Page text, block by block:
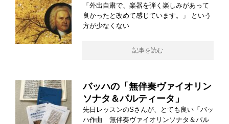
「外出自粛で、楽器を弾く楽しみがあって
良かったと改めて感じています。」 という
方が少なくない
記事を読む
バッハの「無伴奏ヴァイオリン
ソナタ＆パルティータ」
先日レッスンのSさんが、とても良い「バッ
ハ作曲 無伴奏ヴァイオリンソナタ＆パル